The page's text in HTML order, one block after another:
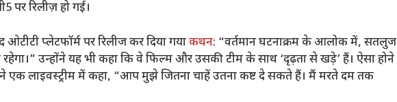
पर रिलीज़ हो गई।
प्लेटफॉर्म पर रिलीज कर दिया गयाकथन: “वर्तमान घटनाक्रम के आलोक में, सतलुज
उन्होंने यह भी कहा कि वे फिल्म और उसकी टीम के साथ ‘दृढ़ता से खड़े’ हैं। ऐसा होने
एक लाइवस्ट्रीम में कहा, “आप मुझे जितना चाहें उतना कष्ट दे सकते हैं। मैं मरते दम तक